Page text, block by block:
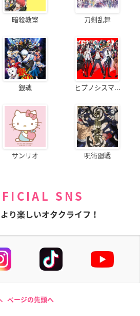
暗殺教室 刀剣乱舞
銀魂 ヒプノシスマ...
サンリオ 呪術廻戦
SNS
り楽しいオタクライフ！
ページの先頭へ